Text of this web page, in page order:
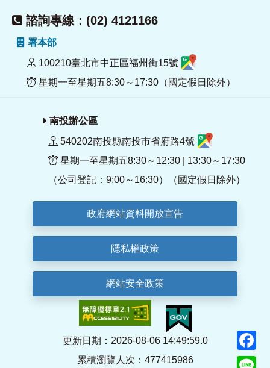
諮詢專線：(02) 4121166
署本部
100210臺北市中正區福州街15號
星期一至星期五8:30～17:30（國定假日除外）
南投辦公區
540202南投縣南投市省府路4號
星期一至星期五8:30～12:30 | 13:30～17:30
（公司登記：9:00～16:30）（國定假日除外）
政府網站資料開放宣告
隱私權政策
網站安全政策
更新日期：2026-08-06 14:49:59.0
累積瀏覽人次：477415986